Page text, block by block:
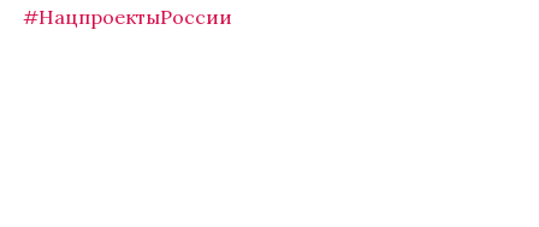
#НацпроектыРоссии